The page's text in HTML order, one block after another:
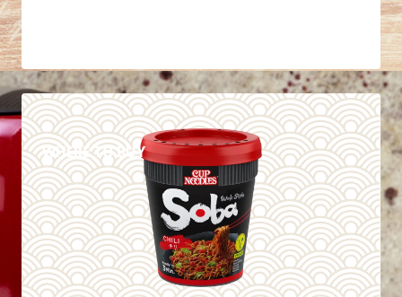
WHERE TO BUY
DETAILS